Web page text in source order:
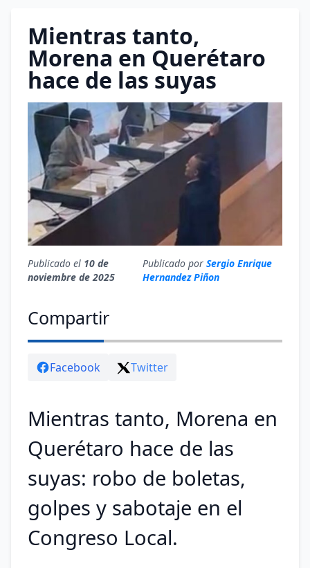
Mientras tanto,
Morena en Querétaro
hace de las suyas
Publicado el 10 de
noviembre de 2025
Publicado por Sergio Enrique
Hernandez Piñon
Compartir
Facebook Twitter
Mientras tanto, Morena en
Querétaro hace de las
suyas: robo de boletas,
golpes y sabotaje en el
Congreso Local.